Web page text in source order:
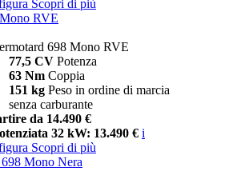
Scopri di più
RVE
698 Mono RVE
77,5 CV Potenza
63 Nm Coppia
151 kg Peso in ordine di marcia
senza carburante
da 14.490 €
32 kW: 13.490 € i
Scopri di più
698 Mono Nera